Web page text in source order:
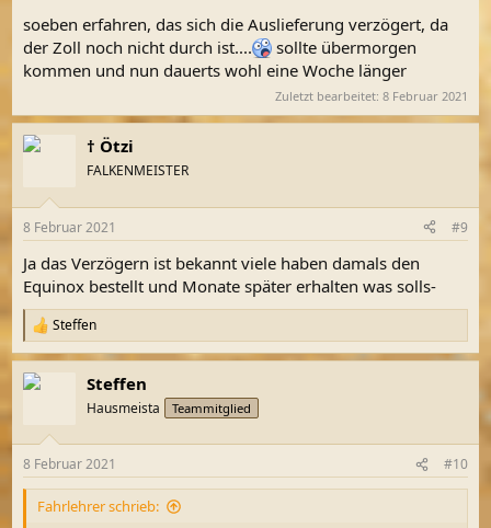
soeben erfahren, das sich die Auslieferung verzögert, da
der Zoll noch nicht durch ist....
sollte übermorgen
kommen und nun dauerts wohl eine Woche länger
Zuletzt bearbeitet: 8 Februar 2021
† Ötzi
FALKENMEISTER
8 Februar 2021 #9
Ja das Verzögern ist bekannt viele haben damals den
Equinox bestellt und Monate später erhalten was solls-
R
e
a
k
e
n
Steffen
Steffen
Hausmeista Teammitglied
8 Februar 2021 #10
Fahrlehrer schrieb: